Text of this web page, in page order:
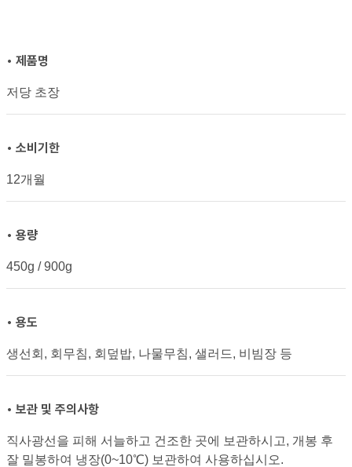
• 제품명
저당 초장
• 소비기한
12개월
• 용량
450g / 900g
• 용도
생선회, 회무침, 회덮밥, 나물무침, 샐러드, 비빔장 등
• 보관 및 주의사항
직사광선을 피해 서늘하고 건조한 곳에 보관하시고, 개봉 후
잘 밀봉하여 냉장(0~10℃) 보관하여 사용하십시오.